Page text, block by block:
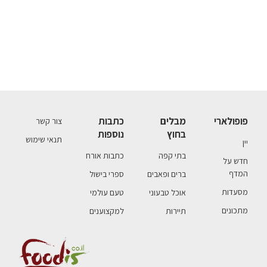
פופולארי
יין
חדש על
המדף
מסעדות
מתכונים
מבלים
בחוץ
בתי קפה
ברים ופאבים
אוכל טבעוני
תיירות
כתבות
נוספות
כתבות אורח
ספרי בישול
טעם עולמי
למקצוענים
צור קשר
תנאי שימוש